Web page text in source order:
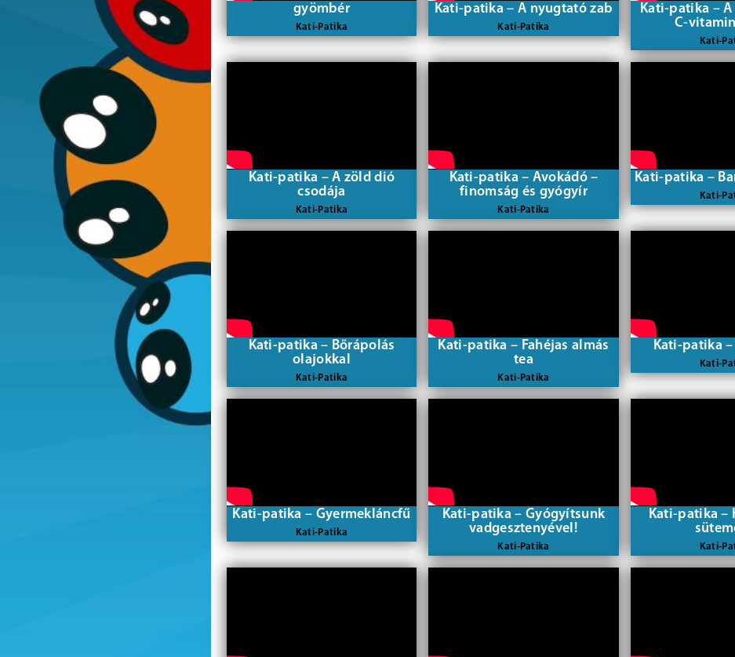
gyömbér
Kati-Patika
Kati-patika – A nyugtató zab
Kati-Patika
Kati-patika –
C-
Kati-
Kati-patika – A zöld dió
csodája
Kati-Patika
Kati-patika – Avokádó –
finomság és gyógyír
Kati-Patika
Kati-patika –
Kati-
Kati-patika – Bőrápolás
olajokkal
Kati-Patika
Kati-patika – Fahéjas almás
tea
Kati-Patika
Kati-patika
Kati-
Kati-patika – Gyermekláncfű
Kati-Patika
Kati-patika – Gyógyítsunk
vadgesztenyével!
Kati-Patika
Kati-patika –
Kati-